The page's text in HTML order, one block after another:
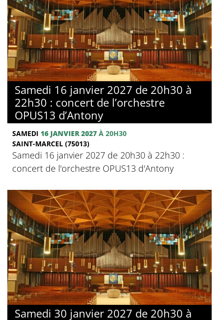
Samedi 16 janvier 2027 de 20h30 à
22h30 : concert de l’orchestre
OPUS13 d’Antony
SAMEDI 16 JANVIER 2027 À 20H30
SAINT-MARCEL (75013)
Samedi 16 janvier 2027 de 20h30 à 22h30 :
concert de l'orchestre OPUS13 d'Antony
Samedi 30 janvier 2027 de 20h30 à